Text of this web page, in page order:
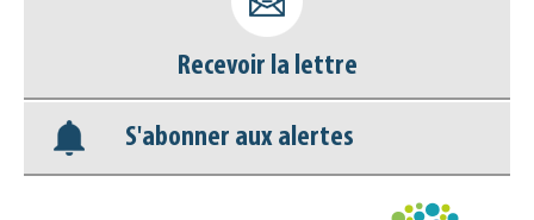
Nos veilles Scoop.it
Appels à projets
Recevoir la lettre
S'abonner aux alertes